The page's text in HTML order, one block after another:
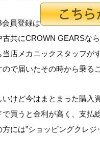
会員登録は
古共にCROWN GEARSな
当店メカニックスタッフが
ので届いたその時から乗る
いけど今はまとまった購入
で買うと金利が高く、支払
方には”ショッピングクレジ